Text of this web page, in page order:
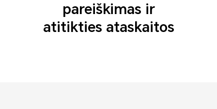
pareiškimas ir
atitikties ataskaitos